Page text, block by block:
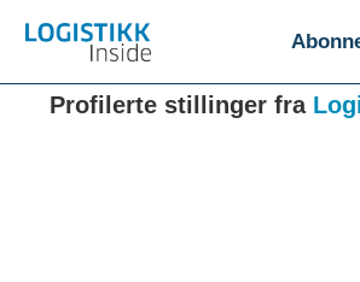
Profilerte stillinger fra